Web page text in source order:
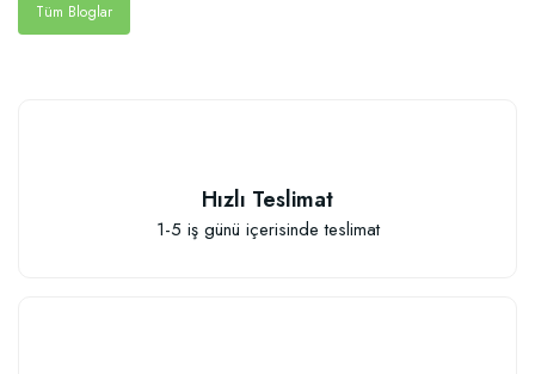
Tüm Bloglar
Hızlı Teslimat
1-5 iş günü içerisinde teslimat